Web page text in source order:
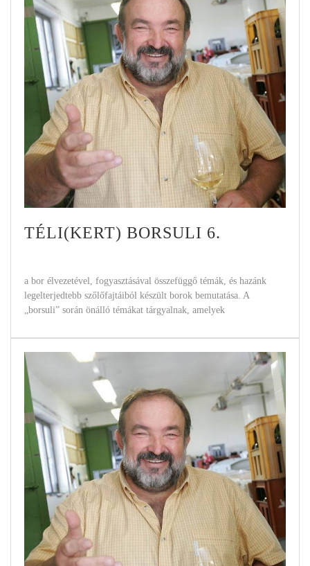
TÉLI(KERT) BORSULI 6.
a bor élvezetével, fogyasztásával összefüggő témák, és hazánk
legelterjedtebb szőlőfajtáiból készült borok bemutatása. A
„borsuli” során önálló témákat tárgyalnak, amelyek